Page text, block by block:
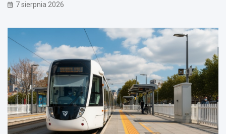
7 sierpnia 2026